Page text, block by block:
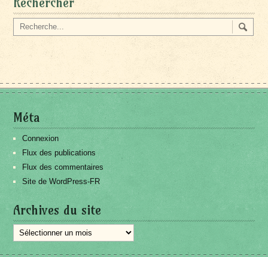
Méta
Connexion
Flux des publications
Flux des commentaires
Site de WordPress-FR
Archives du site
Archives
du